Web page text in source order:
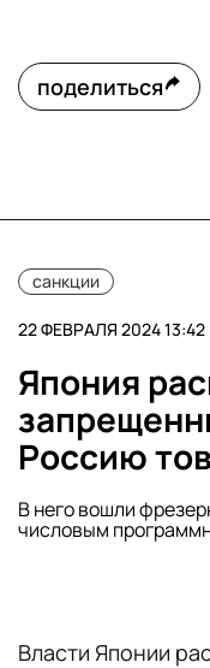
поделиться
санкции
22 ФЕВРАЛЯ 2024 13:42
Япония
Россию
В него вошли
числовым
Власти Японии